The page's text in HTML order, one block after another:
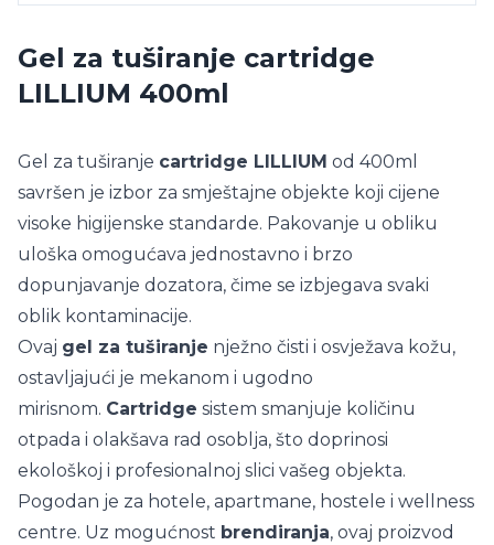
Gel za tuširanje cartridge
LILLIUM 400ml
Gel za tuširanje cartridge LILLIUM od 400ml
savršen je izbor za smještajne objekte koji cijene
visoke higijenske standarde. Pakovanje u obliku
uloška omogućava jednostavno i brzo
dopunjavanje dozatora, čime se izbjegava svaki
oblik kontaminacije.
Ovaj gel za tuširanje nježno čisti i osvježava kožu,
ostavljajući je mekanom i ugodno
mirisnom. Cartridge sistem smanjuje količinu
otpada i olakšava rad osoblja, što doprinosi
ekološkoj i profesionalnoj slici vašeg objekta.
Pogodan je za hotele, apartmane, hostele i wellness
centre. Uz mogućnost brendiranja, ovaj proizvod